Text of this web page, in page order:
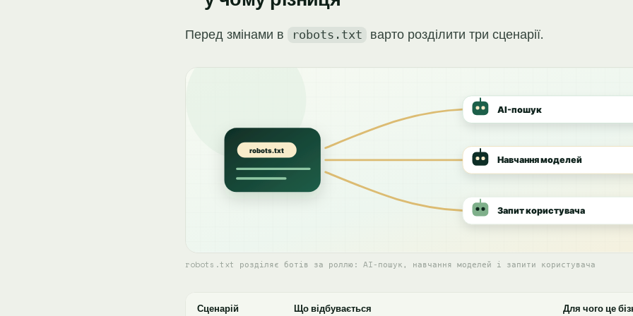
Перед змінами в robots.txt варто розділити три сценарії.
robots.txt розділяє ботів за роллю: AI-пошук, навчання моделей і запити користувача
Сценарій Що відбувається Для чого це